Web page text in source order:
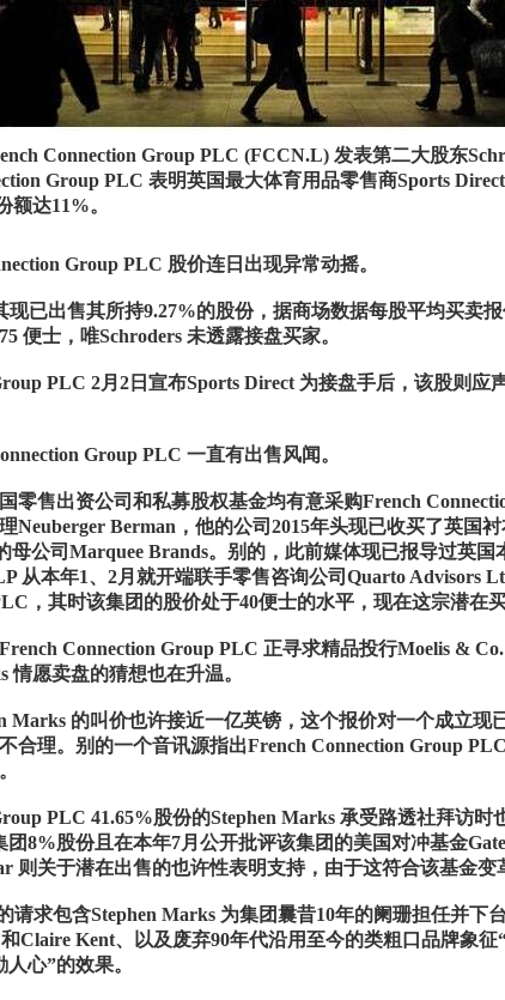
Connection Group PLC (FCCN.L) 发表第二大股东
Group PLC 表明英国最大体育用品零售商Sports
额达11%。
Group PLC 股价连日出现异常动摇。
现已出售其所持9.27%的股份，据商场数据每股平均买卖
便士，唯Schroders 未透露接盘买家。
PLC 2月2日宣布Sports Direct 为接盘手后，该股则应
Group PLC 一直有出售风闻。
零售出资公司和私募股权基金均有意采购French
Neuberger Berman，他的公司2015年头现已收买了英国
母公司Marquee Brands。别的，此前媒体现已报导过英国
本年1、2月就开端联手零售咨询公司Quarto Advisors
，其时该集团的股价处于40便士的水平，现在这宗潜在
Connection Group PLC 正寻求精品投行Moelis &
情愿卖盘的猜想也在升温。
Marks 的叫价也许接近一亿英镑，这个报价对一个成立现
合理。别的一个音讯源指出French Connection Group
PLC 41.65%股份的Stephen Marks 承受路透社拜访时
8%股份且在本年7月公开批评该集团的美国对冲基金
则关于潜在出售的也许性表明支持，由于这符合该基金变
请求包含Stephen Marks 为集团曩昔10年的阑珊担任并下
Claire Kent、以及废弃90年代沿用至今的类粗口品牌象
心”的效果。